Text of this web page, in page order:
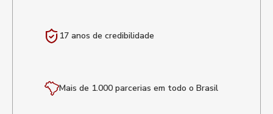
17 anos de credibilidade
Mais de 1.000 parcerias em todo o Brasil